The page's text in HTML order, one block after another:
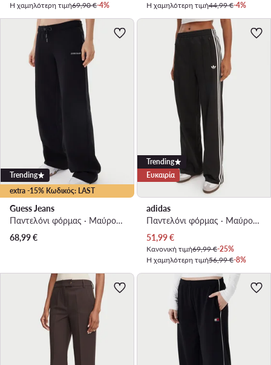
Η χαμηλότερη τιμή69,90 €-4%
Η χαμηλότερη τιμή44,99 €-4%
extra -15% Κωδικός: LAST
Trending
Guess Jeans
Παντελόνι φόρμας · Μαύρο · Regular Fit
68,99€
Trending
Ευκαιρία
adidas
Παντελόνι φόρμας · Μαύρο · Relaxed Fit
Τρέχουσα τιμή
51,99€
Κανονική τιμή69,99 €-25%
Η χαμηλότερη τιμή56,99 €-8%